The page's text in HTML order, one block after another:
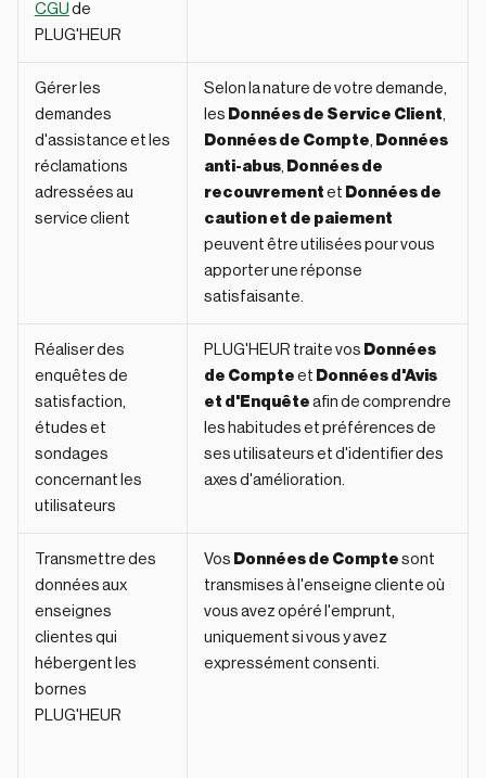
CGU de
PLUG'HEUR
Gérer les
demandes
d'assistance et les
réclamations
adressées au
service client
Selon la nature de votre demande,
les Données de Service Client,
Données de Compte, Données
anti-abus, Données de
recouvrement et Données de
caution et de paiement
peuvent être utilisées pour vous
apporter une réponse
satisfaisante.
Réaliser des
enquêtes de
satisfaction,
études et
sondages
concernant les
utilisateurs
PLUG'HEUR traite vos Données
de Compte et Données d'Avis
et d'Enquête afin de comprendre
les habitudes et préférences de
ses utilisateurs et d'identifier des
axes d'amélioration.
Transmettre des
données aux
enseignes
clientes qui
hébergent les
bornes
PLUG'HEUR
Vos Données de Compte sont
transmises à l'enseigne cliente où
vous avez opéré l'emprunt,
uniquement si vous y avez
expressément consenti.